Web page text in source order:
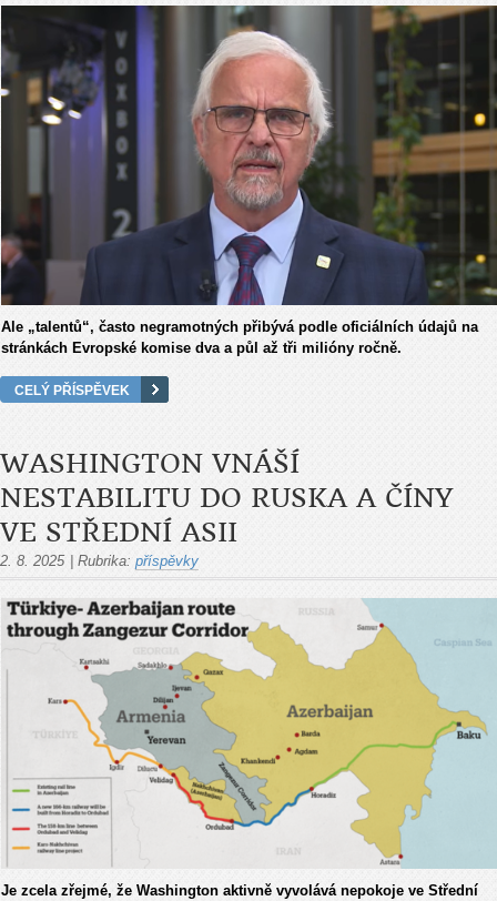
Ale „talentů“, často negramotných přibývá podle oficiálních údajů na
stránkách Evropské komise dva a půl až tři milióny ročně.
CELÝ PŘÍSPĚVEK
WASHINGTON VNÁŠÍ
NESTABILITU DO RUSKA A ČÍNY
VE STŘEDNÍ ASII
2. 8. 2025 Rubrika: příspěvky
Je zcela zřejmé, že Washington aktivně vyvolává nepokoje ve Střední